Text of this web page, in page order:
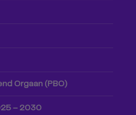
Orgaan (PBO)
– 2030